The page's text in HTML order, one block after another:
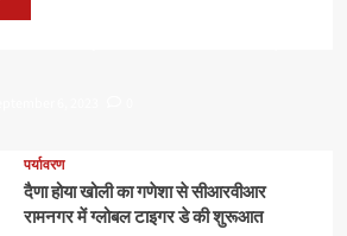
पर्यावरण
दैणा होया खोली का गणेशा से सीआरवीआर
रामनगर में ग्लोबल टाइगर डे की शुरूआत